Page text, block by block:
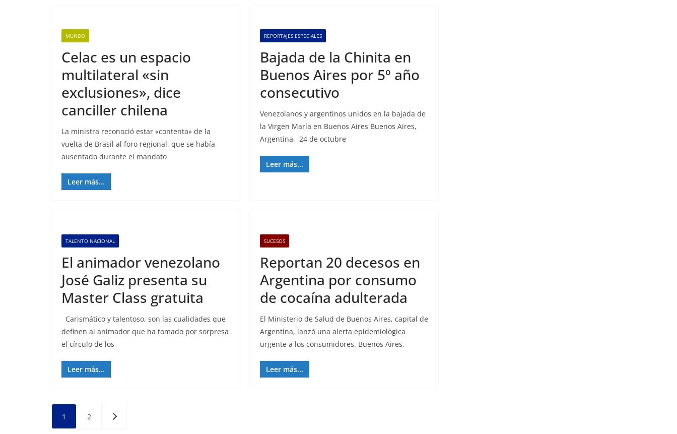
MUNDO
Celac es un espacio
multilateral «sin
exclusiones», dice
canciller chilena
La ministra reconoció estar «contenta» de la
vuelta de Brasil al foro regional, que se había
ausentado durante el mandato
Leer más...
REPORTAJES ESPECIALES
Bajada de la Chinita en
Buenos Aires por 5º año
consecutivo
Venezolanos y argentinos unidos en la bajada de
la Virgen María en Buenos Aires Buenos Aires,
Argentina, 24 de octubre
Leer más...
TALENTO NACIONAL
El animador venezolano
José Galiz presenta su
Master Class gratuita
Carismático y talentoso, son las cualidades que
definen al animador que ha tomado por sorpresa
el círculo de los
Leer más...
SUCESOS
Reportan 20 decesos en
Argentina por consumo
de cocaína adulterada
El Ministerio de Salud de Buenos Aires, capital de
Argentina, lanzó una alerta epidemiológica
urgente a los consumidores. Buenos Aires,
Leer más...
Posts
1 2